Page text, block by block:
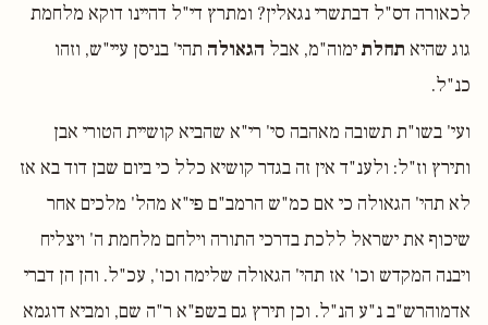
לכאורה דס"ל דבתשרי נגאלין? ומתרץ די"ל דהיינו דוקא מלחמת
גוג שהיא תחלתימוה"מ, אבל הגאולה תהי' בניסן עיי"ש, וזהו
כנ"ל.
ועי' בשו"ת תשובה מאהבה סי' רי"א שהביא קושיית הטורי אבן
ותירץ וז"ל: ולענ"ד אין זה בגדר קושיא כלל כי ביום שבן דוד בא אז
לא תהי' הגאולה כי אם כמ"ש הרמב"ם פי"א מהל' מלכים אחר
שיכוף את ישראל ללכת בדרכי התורה וילחם מלחמת ה' ויצליח
ויבנה המקדש וכו' אז תהי' הגאולה שלימה וכו', עכ"ל. והן הן דברי
אדמוהרש"ב נ"ע הנ"ל. וכן תירץ גם בשפ"א ר"ה שם, ומביא דוגמא